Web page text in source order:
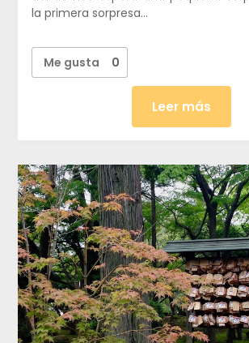
la primera sorpresa…
Me gusta 0
Leer más